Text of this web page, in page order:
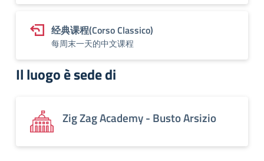
经典课程(Corso Classico)
每周末一天的中文课程
Il luogo è sede di
Zig Zag Academy - Busto Arsizio